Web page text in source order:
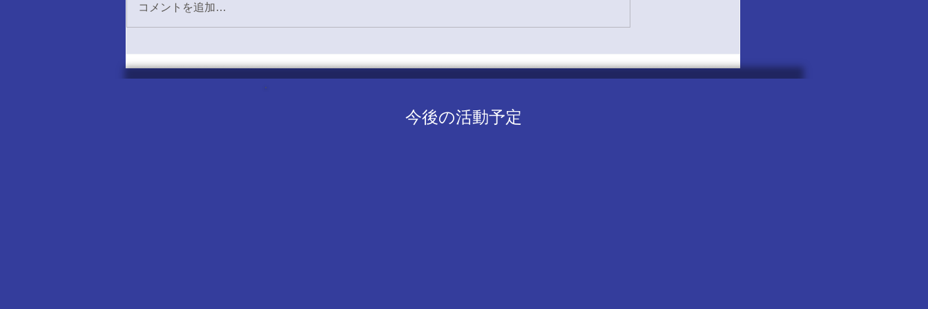
以前の活動や現在の活動につい
ました。そのなかで、他のOB
さんやOGさんからもたくさん
ることができ、より一層団活動
コメントを追加…
今後の活動予定